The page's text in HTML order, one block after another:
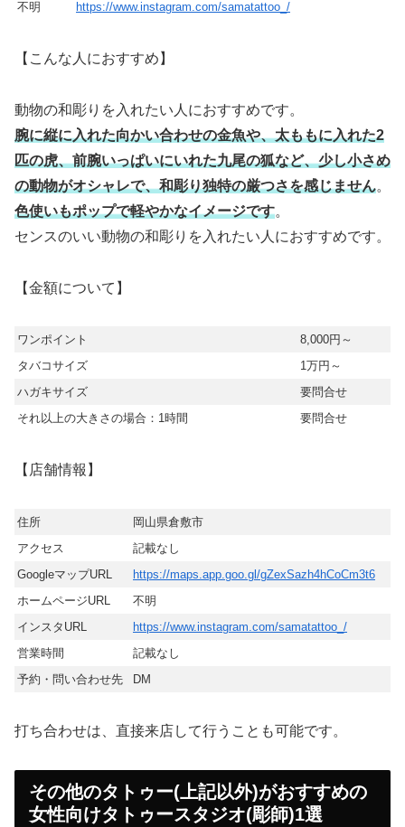
不明
https://www.instagram.com/samatattoo_/
【こんな人におすすめ】
動物の和彫りを入れたい人におすすめです。
腕に縦に入れた向かい合わせの金魚や、太ももに入れた2
匹の虎、前腕いっぱいにいれた九尾の狐など、少し小さめ
の動物がオシャレで、和彫り独特の厳つさを感じません。
色使いもポップで軽やかなイメージです。
センスのいい動物の和彫りを入れたい人におすすめです。
【金額について】
ワンポイント
8,000円～
タバコサイズ
1万円～
ハガキサイズ
要問合せ
それ以上の大きさの場合：1時間
要問合せ
【店舗情報】
住所
岡山県倉敷市
アクセス
記載なし
GoogleマップURL
https://maps.app.goo.gl/gZexSazh4hCoCm3t6
ホームページURL
不明
インスタURL
https://www.instagram.com/samatattoo_/
営業時間
記載なし
予約・問い合わせ先
DM
打ち合わせは、直接来店して行うことも可能です。
その他のタトゥー(上記以外)がおすすめの
女性向けタトゥースタジオ(彫師)1選